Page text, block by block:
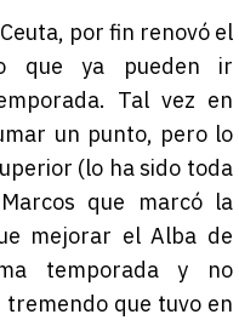
, por fin renovó el
que ya pueden ir
Tal vez en
un punto, pero lo
(lo ha sido toda
que marcó la
mejorar el Alba de
temporada y no
tremendo que tuvo en